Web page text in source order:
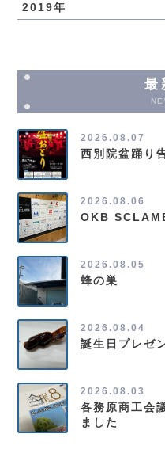
2019年
最
2026.08.07
西別院盆踊り
2026.08.06
OKB
2026.08.05
蜂の巣
2026.08.04
誕生日プレゼ
2026.08.03
各務原商工会
ました